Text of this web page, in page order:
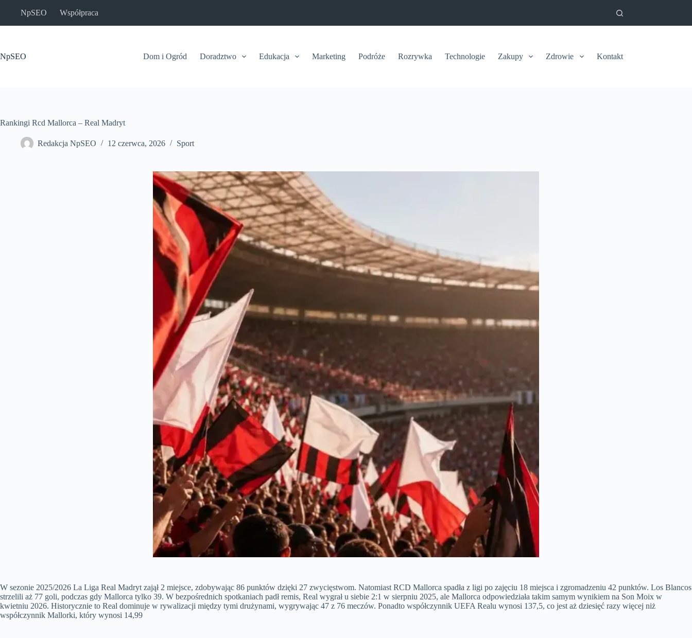
NpSEO Współpraca
NpSEO Dom i Ogród Doradztwo Edukacja Marketing Podróże Rozrywka Technologie Zakupy Zdrowie Kontakt
Rankingi Rcd Mallorca – Real Madryt
Redakcja NpSEO 12 czerwca, 2026 Sport
W sezonie 2025/2026 La Liga Real Madryt zajął 2 miejsce, zdobywając 86 punktów dzięki 27 zwycięstwom. Natomiast RCD Mallorca spadła z ligi po zajęciu 18 miejsca i zgromadzeniu 42 punktów. Los Blancos
strzelili aż 77 goli, podczas gdy Mallorca tylko 39. W bezpośrednich spotkaniach padł remis, Real wygrał u siebie 2:1 w sierpniu 2025, ale Mallorca odpowiedziała takim samym wynikiem na Son Moix w
kwietniu 2026. Historycznie to Real dominuje w rywalizacji między tymi drużynami, wygrywając 47 z 76 meczów. Ponadto współczynnik UEFA Realu wynosi 137,5, co jest aż dziesięć razy więcej niż
współczynnik Mallorki, który wynosi 14,99